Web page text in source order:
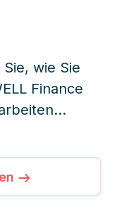
wie Sie
Finance